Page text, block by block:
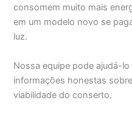
consomem muito mais
em um modelo novo se
luz.
Nossa equipe pode ajudá-
informações honestas
viabilidade do conserto.